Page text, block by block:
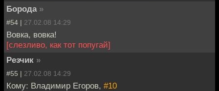
Борода »
#54 | 27.02.08 14:29
Вовка, вовка!
[слезливо, как тот попугай]
Резчик »
#55 | 27.02.08 14:29
Кому: Владимир Егоров, #10